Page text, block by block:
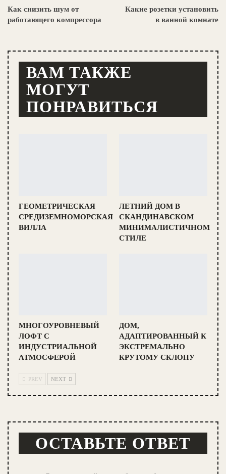
Как снизить шум от
работающего компрессора
Какие розетки установить
в ванной комнате
ВАМ ТАКЖЕ
МОГУТ
ПОНРАВИТЬСЯ
ГЕОМЕТРИЧЕСКАЯ
СРЕДИЗЕМНОМОРСКАЯ
ВИЛЛА
ЛЕТНИЙ ДОМ В
СКАНДИНАВСКОМ
МИНИМАЛИСТИЧНОМ
СТИЛЕ
МНОГОУРОВНЕВЫЙ
ЛОФТ С
ИНДУСТРИАЛЬНОЙ
АТМОСФЕРОЙ
ДОМ,
АДАПТИРОВАННЫЙ К
ЭКСТРЕМАЛЬНО
КРУТОМУ СКЛОНУ
PREV NEXT
ОСТАВЬТЕ ОТВЕТ